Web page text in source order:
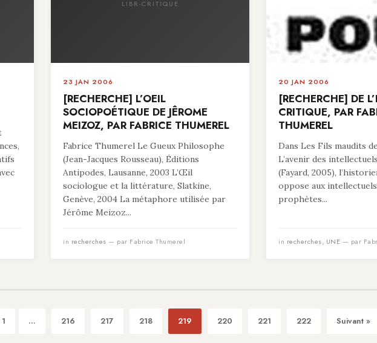
LIBR-CRITIQUE
23 JAN 2006
[RECHERCHE] L’OEIL
SOCIOPOÉTIQUE DE JÊROME
MEIZOZ, PAR FABRICE THUMEREL
Fabrice Thumerel Le Gueux Philosophe
(Jean-Jacques Rousseau), Éditions
Antipodes, Lausanne, 2003 L’Œil
sociologue et la littérature, Slatkine,
Genève, 2004 La métaphore utilisée par
Jérôme Meizoz...
in recherches — par Fabrice Thumerel
20 JAN 2006
[RECHERCHE] DE
CRITIQUE, PAR
THUMEREL
Dans Les Fils maudits
L’avenir des
(Fayard, 2005),
oppose aux
prophètes...
in recherches, UNE — par
1 ... 216 217 218 219 220 221 222 Suivant »